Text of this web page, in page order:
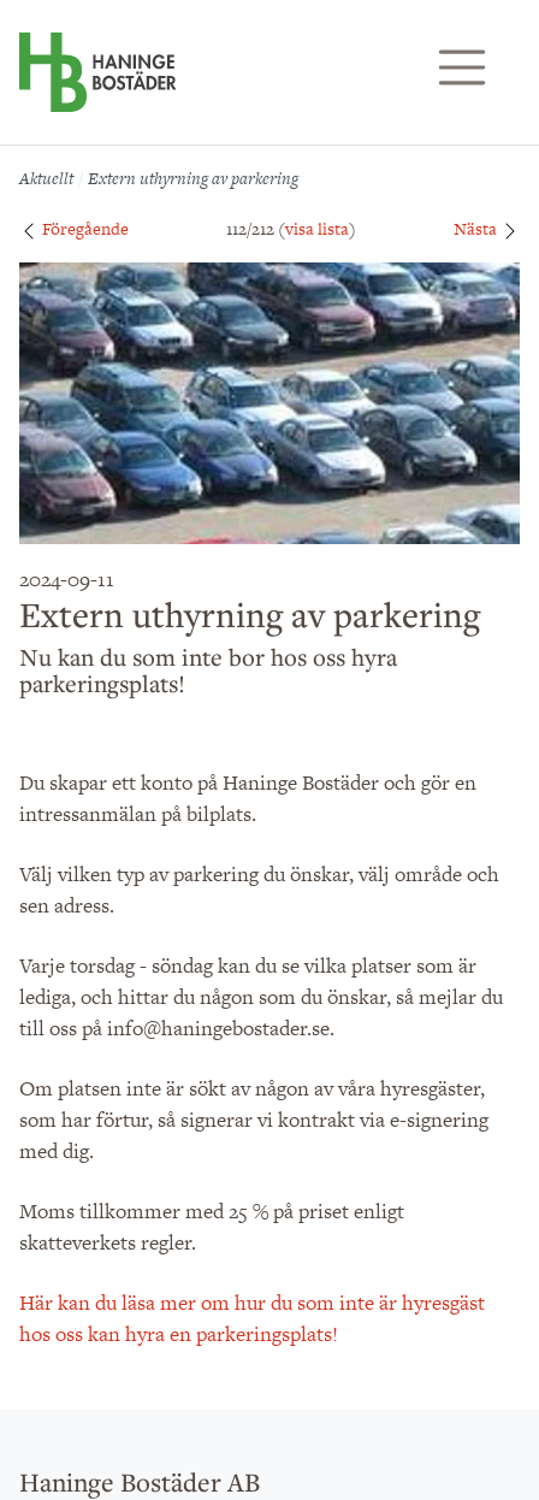
Aktuellt Extern uthyrning av parkering
Föregående 112/212 (visa lista) Nästa
2024-09-11
Extern uthyrning av parkering
Nu kan du som inte bor hos oss hyra
parkeringsplats!
Du skapar ett konto på Haninge Bostäder och gör en
intressanmälan på bilplats.
Välj vilken typ av parkering du önskar, välj område och
sen adress.
Varje torsdag - söndag kan du se vilka platser som är
lediga, och hittar du någon som du önskar, så mejlar du
till oss på info@haningebostader.se.
Om platsen inte är sökt av någon av våra hyresgäster,
som har förtur, så signerar vi kontrakt via e-signering
med dig.
Moms tillkommer med 25 % på priset enligt
skatteverkets regler.
Här kan du läsa mer om hur du som inte är hyresgäst
hos oss kan hyra en parkeringsplats!
Haninge Bostäder AB